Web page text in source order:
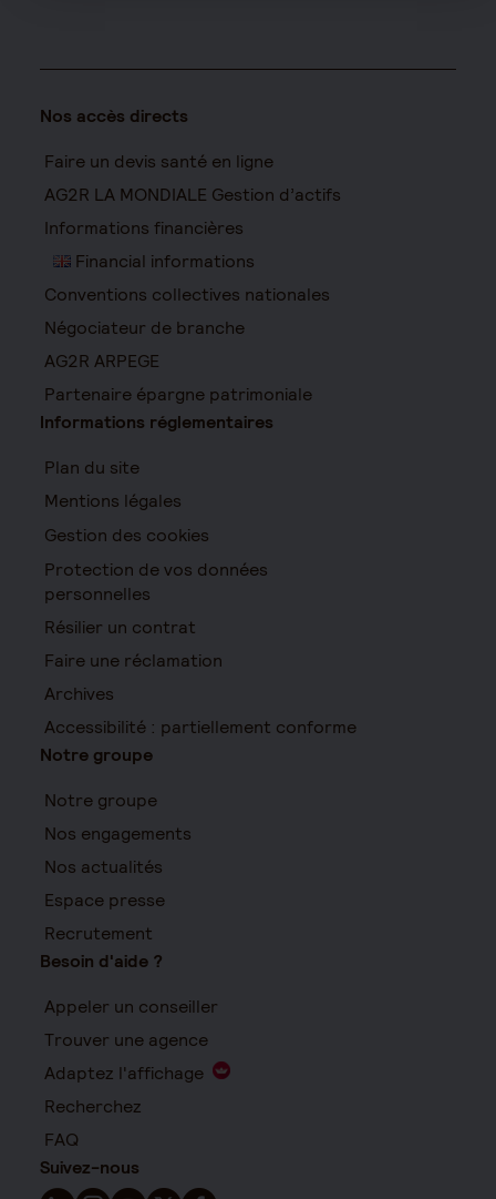
Nos accès directs
Faire un devis santé en ligne
AG2R LA MONDIALE Gestion d’actifs
Informations financières
Financial informations
Conventions collectives nationales
Négociateur de branche
AG2R ARPEGE
Partenaire épargne patrimoniale
Informations réglementaires
Plan du site
Mentions légales
Gestion des cookies
Protection de vos données
personnelles
Résilier un contrat
Faire une réclamation
Archives
Accessibilité : partiellement conforme
Notre groupe
Notre groupe
Nos engagements
Nos actualités
Espace presse
Recrutement
Besoin d'aide ?
Appeler un conseiller
Trouver une agence
Adaptez l'affichage
Recherchez
FAQ
Suivez-nous